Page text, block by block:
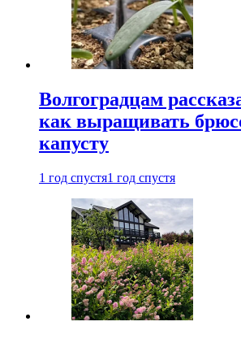
Волгоградцам
как выращивать
капусту
1 год спустя1 год спустя